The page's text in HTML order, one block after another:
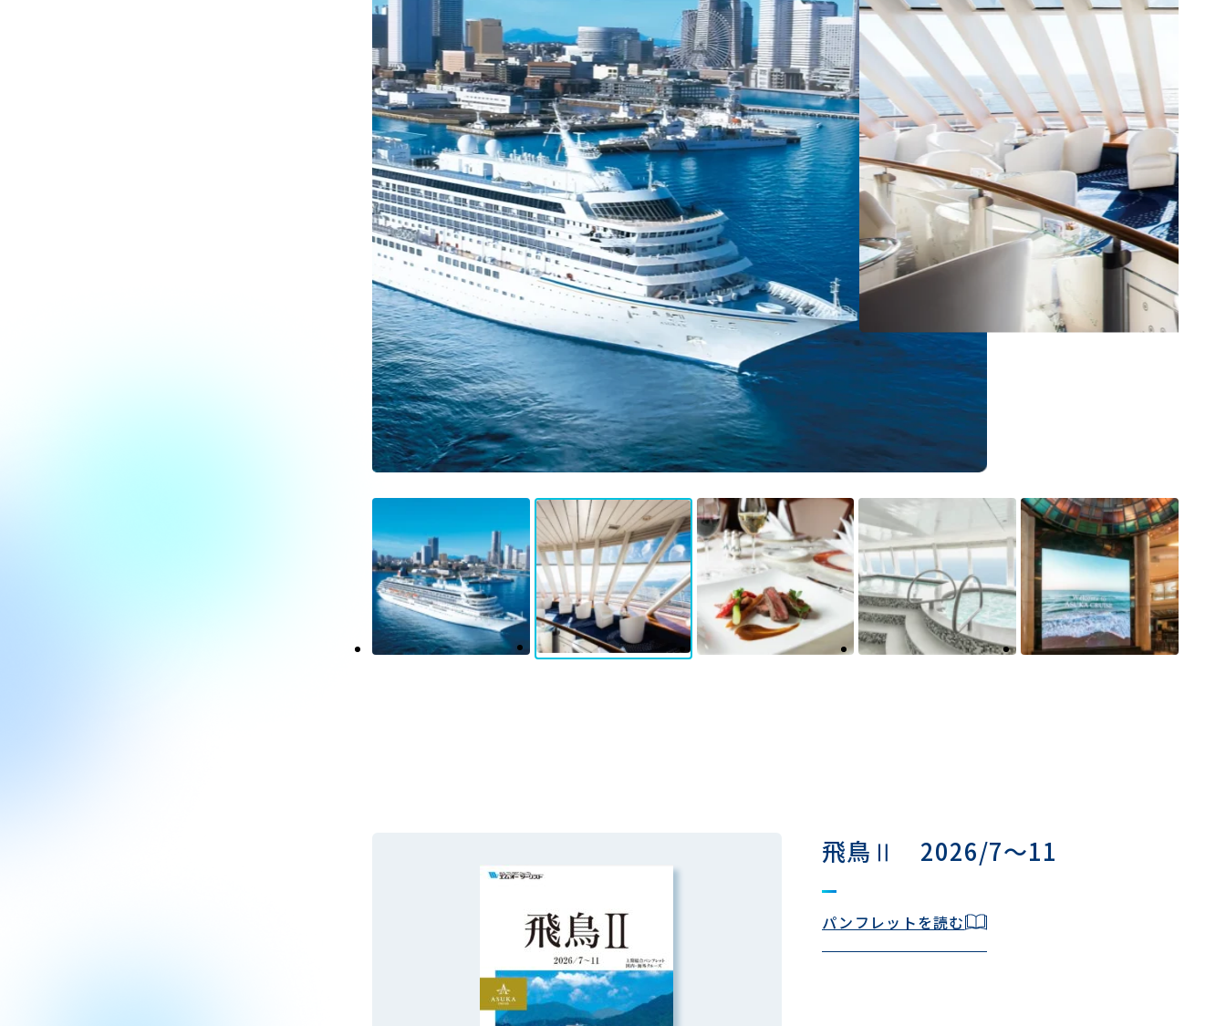
飛鳥Ⅱ 2026/7～11
パンフレットを読む